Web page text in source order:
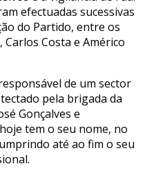
efectuadas sucessivas
do Partido, entre os
Costa e Américo
de um sector
pela brigada da
Gonçalves e
tem o seu nome, no
até ao fim o seu